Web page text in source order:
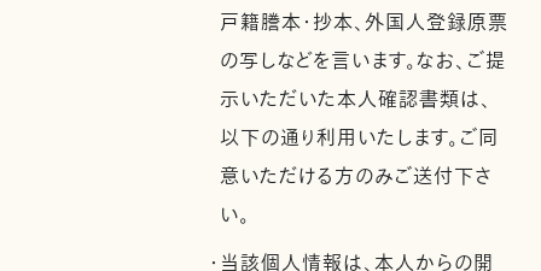
戸籍謄本・抄本、外国人登録原票
の写しなどを言います。なお、ご提
示いただいた本人確認書類は、
以下の通り利用いたします。ご同
意いただける方のみご送付下さ
い。
・当該個人情報は、本人からの開